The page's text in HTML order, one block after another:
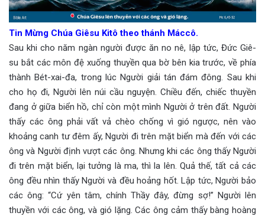
Tin Mừng Chúa Giêsu Kitô theo thánh Máccô.
Sau khi cho năm ngàn người được ăn no nê, lập tức, Đức Giê-
su bắt các môn đệ xuống thuyền qua bờ bên kia trước, về phía
thành Bét-xai-đa, trong lúc Người giải tán đám đông. Sau khi
cho họ đi, Người lên núi cầu nguyện. Chiều đến, chiếc thuyền
đang ở giữa biển hồ, chỉ còn một mình Người ở trên đất. Người
thấy các ông phải vất vả chèo chống vì gió ngược, nên vào
khoảng canh tư đêm ấy, Người đi trên mặt biển mà đến với các
ông và Người định vượt các ông. Nhưng khi các ông thấy Người
đi trên mặt biển, lại tưởng là ma, thì la lên. Quả thế, tất cả các
ông đều nhìn thấy Người và đều hoảng hốt. Lập tức, Người bảo
các ông: “Cứ yên tâm, chính Thầy đây, đừng sợ!” Người lên
thuyền với các ông, và gió lặng. Các ông cảm thấy bàng hoàng